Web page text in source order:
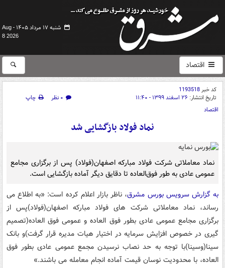
شنبه ۱۷ مرداد ۱۴۰۵ -
Aug
8 2026
اقتصاد
کد خبر1193518
تاریخ انتشار: ۲۶ اسفند ۱۳۹۹ - ۱۱:۴۰ ۰ نظر
چاپ
اقتصاد
نماد فولاد بازگشایی شد
نماد معاملاتی شرکت فولاد مبارکه اصفهان(فولاد) پس از برگزاری مجامع
عمومی عادی به طور فوق‌العاده تا دقایق دیگر آماده بازگشایی است.
به گزارش سرویس بورس مشرق، ناظر بازار اعلام کرده است: «به اطلاع می
رساند، نماد معاملاتی شرکت های فولاد مبارکه اصفهان(فولاد)پس از
برگزاری مجامع عمومی عادی بطور فوق العاده و عمومی فوق العاده(تصمیم
گیری در خصوص افزایش سرمایه در اختیار هیات مدیره قرار گرفت)و بانک
سینا(وسینا)با توجه به حد نصاب نرسیدن مجمع عمومی عادی بطور فوق
العاده، با محدودیت نوسان قیمت آماده انجام معامله می باشند.»